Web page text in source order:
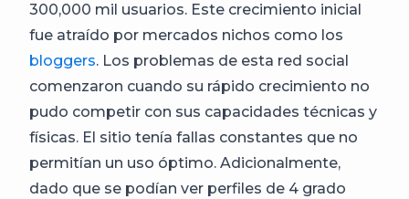
300,000 mil usuarios. Este crecimiento inicial
fue atraído por mercados nichos como los
bloggers. Los problemas de esta red social
comenzaron cuando su rápido crecimiento no
pudo competir con sus capacidades técnicas y
físicas. El sitio tenía fallas constantes que no
permitían un uso óptimo. Adicionalmente,
dado que se podían ver perfiles de 4 grado